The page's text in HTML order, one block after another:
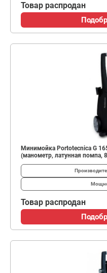
Товар распродан
Минимойка Portotecnica G
(манометр, латунная помпа,
Товар распродан